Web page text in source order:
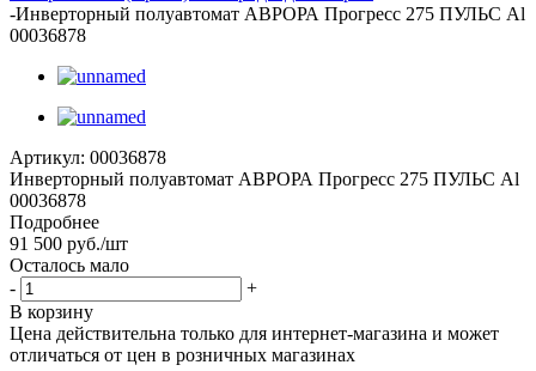
-Инверторный полуавтомат АВРОРА Прогресс 275 ПУЛЬС Al
00036878
Артикул: 00036878
Инверторный полуавтомат АВРОРА Прогресс 275 ПУЛЬС Al
00036878
Подробнее
91 500 руб./шт
Осталось мало
-
+
В корзину
Цена действительна только для интернет-магазина и может
отличаться от цен в розничных магазинах